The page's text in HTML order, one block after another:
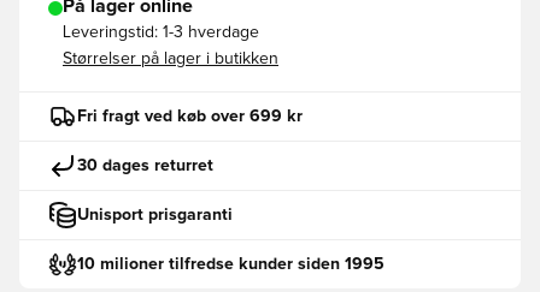
På lager online
Leveringstid: 1-3 hverdage
Størrelser på lager i butikken
Fri fragt ved køb over 699 kr
30 dages returret
Unisport prisgaranti
10 milioner tilfredse kunder siden 1995